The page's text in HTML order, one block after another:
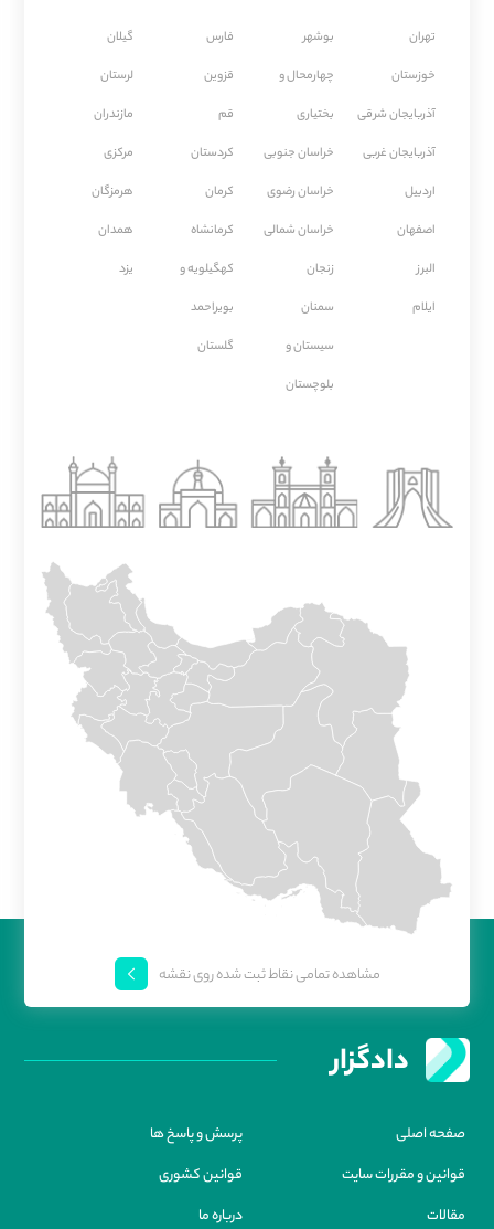
تهران
خوزستان
آذربایجان شرقی
آذربایجان غربی
اردبیل
اصفهان
البرز
ایلام
بوشهر
چهارمحال و
بختیاری
خراسان جنوبی
خراسان رضوی
خراسان شمالی
زنجان
سمنان
سیستان و
بلوچستان
فارس
قزوین
قم
كردستان
كرمان
كرمانشاه
کهگیلویه و
بویراحمد
گلستان
گیلان
لرستان
مازندران
مركزی
هرمزگان
همدان
یزد
مشاهده تمامی نقاط ثبت شده روی نقشه
دادگزار
صفحه اصلی
پرسش و پاسخ ها
قوانین و مقررات سایت
قوانین کشوری
مقالات
درباره ما